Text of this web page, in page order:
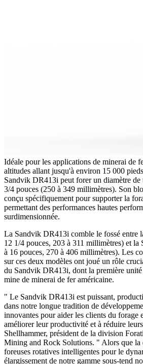
Idéale pour les applications de minerai de
altitudes allant jusqu'à environ 15 000
Sandvik DR413i peut forer un diamètre
3/4 pouces (250 à 349 millimètres). Son
conçu spécifiquement pour supporter la
permettant des performances hautes
surdimensionnée.
La Sandvik DR413i comble le fossé entre
12 1/4 pouces, 203 à 311 millimètres) et
à 16 pouces, 270 à 406 millimètres). Les
sur ces deux modèles ont joué un rôle
du Sandvik DR413i, dont la première unité
mine de minerai de fer américaine.
" Le Sandvik DR413i est puissant,
dans notre longue tradition de
innovantes pour aider les clients du forage
améliorer leur productivité et à réduire
Shellhammer, président de la division
Mining and Rock Solutions. " Alors que la
foreuses rotatives intelligentes pour le
élargissement de notre gamme sous-tend